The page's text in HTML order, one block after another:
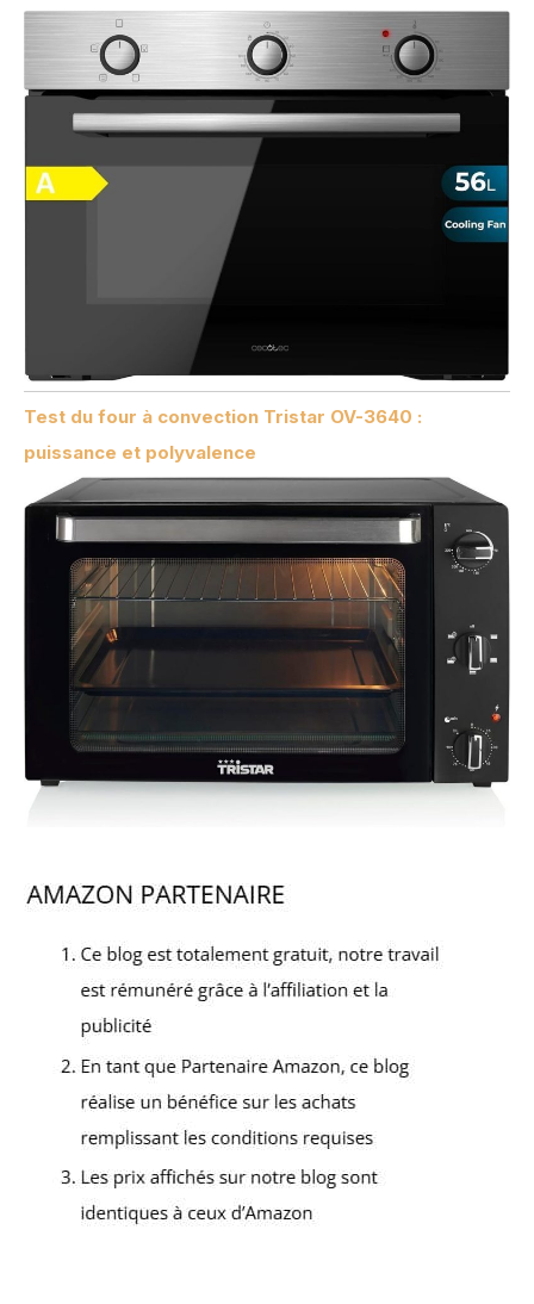
Test du four à convection Tristar OV-3640 :
puissance et polyvalence